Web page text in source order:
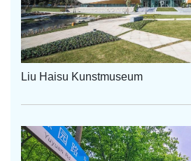
Liu Haisu Kunstmuseum